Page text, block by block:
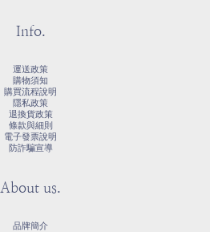
Info.
運送政策
購物須知
購買流程說明
隱私政策
退換貨政策
條款與細則
電子發票說明
防詐騙宣導
About us.
品牌簡介